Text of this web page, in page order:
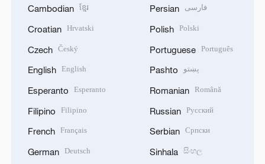
Cambodian ខ្មែរ
Croatian Hrvatski
Czech Český
English English
Esperanto Esperanto
Filipino Filipino
French Français
German Deutsch
Persian فارسی
Polish Polski
Portuguese Português
Pashto پښتو
Romanian Română
Russian Русский
Serbian Српски
Sinhala සිංහල